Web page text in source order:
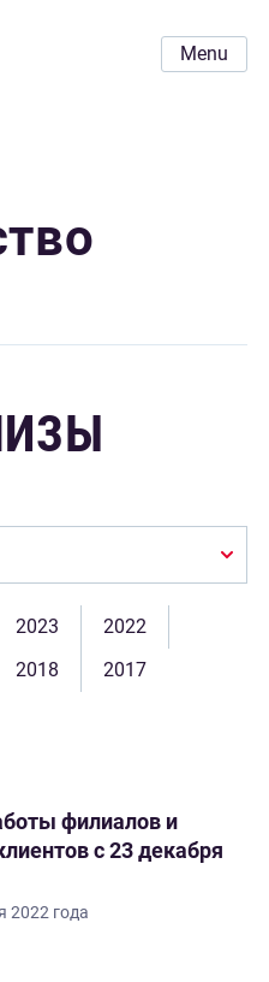
Menu
2023
2022
2018 2017
филиалов и
с 23 декабря
2022 года